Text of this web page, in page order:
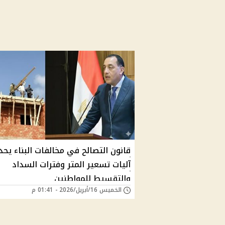
قانون التصالح في مخالفات البناء
آليات تسعير المتر وفترات السداد
والتقسيط للمواطنين
الخميس 16/أبريل/2026 - 01:41 م